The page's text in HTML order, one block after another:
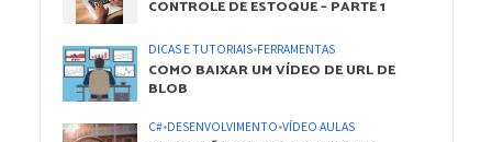
CONTROLE DE ESTOQUE – PARTE 1
DICAS E TUTORIAIS•FERRAMENTAS
COMO BAIXAR UM VÍDEO DE URL DE
BLOB
C#•DESENVOLVIMENTO•VÍDEO AULAS